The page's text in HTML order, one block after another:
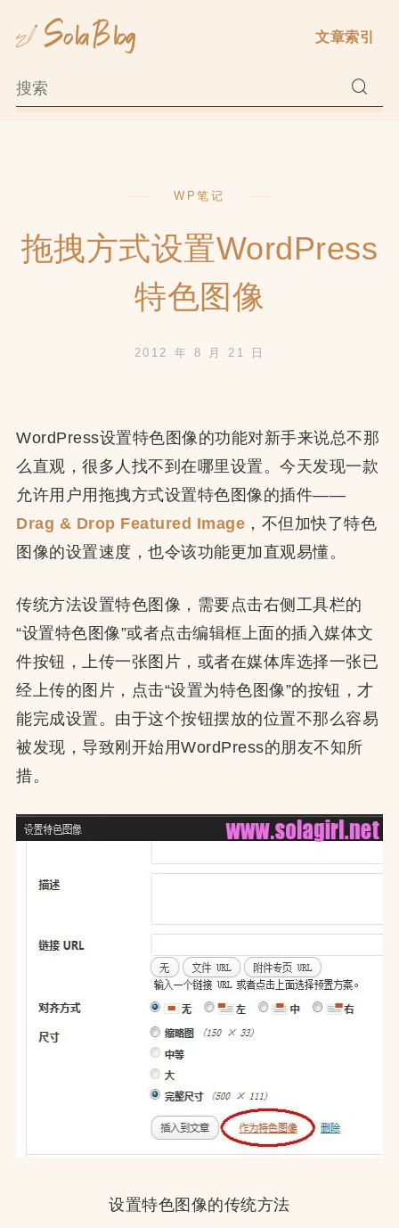
文章索引
WP笔记
拖拽方式设置WordPress
特色图像
2012 年 8 月 21 日
WordPress设置特色图像的功能对新手来说总不那
么直观，很多人找不到在哪里设置。今天发现一款
允许用户用拖拽方式设置特色图像的插件——
Drag & Drop Featured Image ，不但加快了特色
图像的设置速度，也令该功能更加直观易懂。
传统方法设置特色图像，需要点击右侧工具栏的
“设置特色图像”或者点击编辑框上面的插入媒体文
件按钮，上传一张图片，或者在媒体库选择一张已
经上传的图片，点击“设置为特色图像”的按钮，才
能完成设置。由于这个按钮摆放的位置不那么容易
被发现，导致刚开始用WordPress的朋友不知所
措。
设置特色图像的传统方法